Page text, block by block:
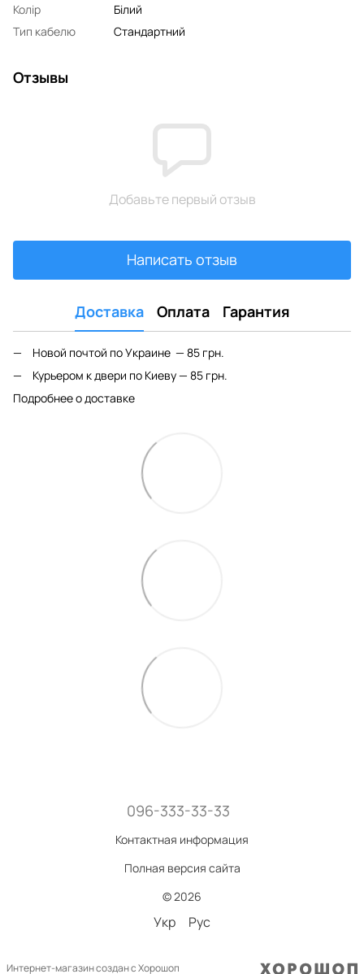
Колір
Білий
Тип кабелю
Стандартний
Отзывы
Добавьте первый отзыв
Написать отзыв
Доставка Оплата Гарантия
Новой почтой по Украине — 85 грн.
Курьером к двери по Киеву — 85 грн.
Подробнее о доставке
096-333-33-33
Контактная информация
Полная версия сайта
© 2026
Укр Рус
Интернет-магазин создан с Хорошоп